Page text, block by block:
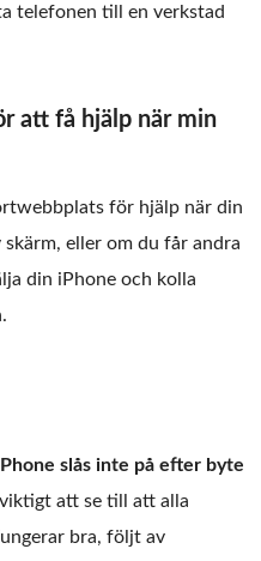
telefonen till en verkstad
att få hjälp när min
för hjälp när din
eller om du får andra
din iPhone och kolla
slås inte på efter byte
att se till att alla
bra, följt av